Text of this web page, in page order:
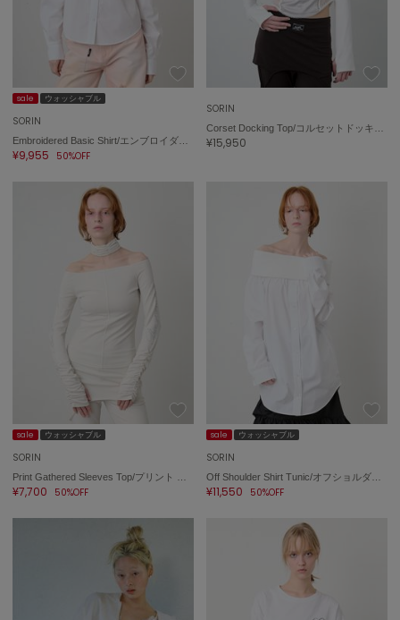
sale ウォッシャブル
SORIN
¥9,955 50%OFF
SORIN
¥15,950
sale ウォッシャブル
SORIN
¥7,700 50%OFF
sale ウォッシャブル
SORIN
¥11,550 50%OFF